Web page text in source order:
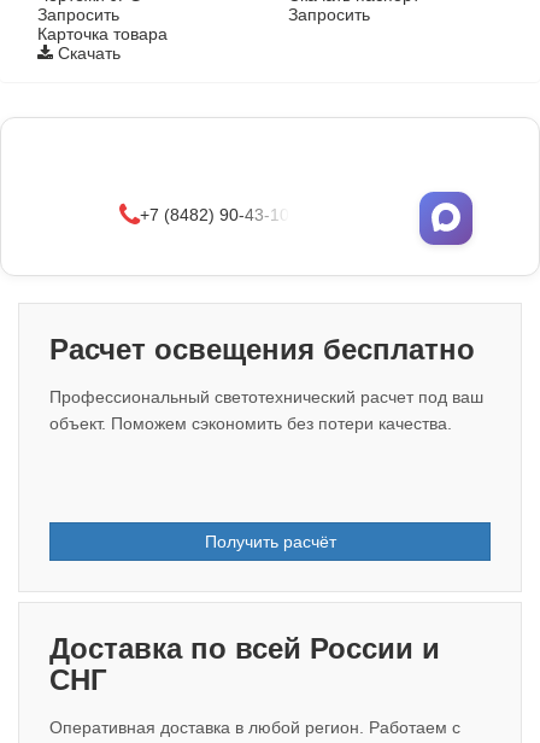
Запросить
Запросить
Карточка товара
Скачать
+7 (8482) 90-43-10
Расчет освещения бесплатно
Профессиональный светотехнический расчет под ваш
объект. Поможем сэкономить без потери качества.
Получить расчёт
Доставка по всей России и
СНГ
Оперативная доставка в любой регион. Работаем с